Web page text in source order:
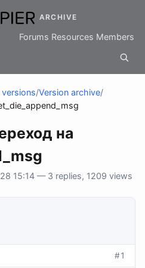
ARCHIVE
Forums Resources Members
/Version archive/
на
15:14 — 3 replies, 1209 views
#1